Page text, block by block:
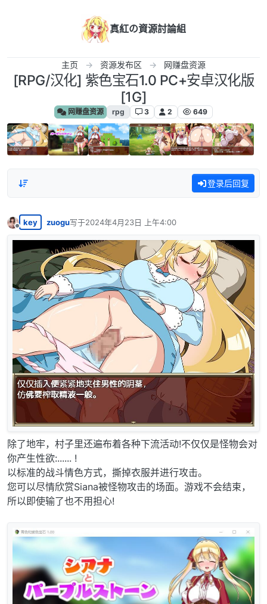
真紅の資源討論組
主页 资源发布区 网赚盘资源
[RPG/汉化] 紫色宝石1.0 PC+安卓汉化版
[1G]
网赚盘资源 rpg 3 2 649
登录后回复
离线
key zuogu写于2024年4月23日 上午4:00
最后由 编辑
除了地牢，村子里还遍布着各种下流活动!不仅仅是怪物会对
你产生性欲:...... !
以标准的战斗情色方式，撕掉衣服并进行攻击。
您可以尽情欣赏Siana被怪物攻击的场面。游戏不会结束，
所以即使输了也不用担心!